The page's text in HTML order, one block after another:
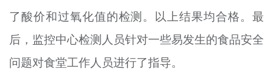
了酸价和过氧化值的检测。以上结果均合格。最
后，监控中心检测人员针对一些易发生的食品安全
问题对食堂工作人员进行了指导。